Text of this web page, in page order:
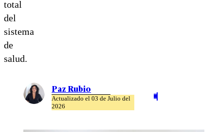
total
del
sistema
de
salud.
Paz Rubio
Actualizado el 03 de Julio del
2026